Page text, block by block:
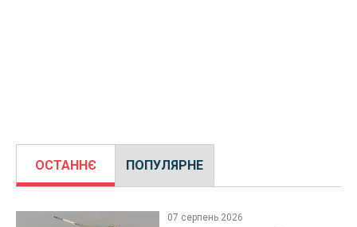
ОСТАННЄ ПОПУЛЯРНЕ
07 серпень 2026